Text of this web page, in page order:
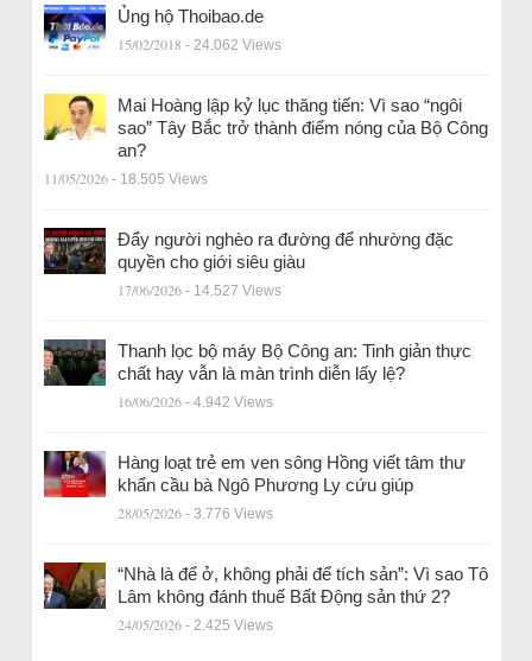
Ủng hộ Thoibao.de
15/02/2018 - 24.062 Views
Mai Hoàng lập kỷ lục thăng tiến: Vì sao “ngôi
sao” Tây Bắc trở thành điểm nóng của Bộ Công
an?
11/05/2026 - 18.505 Views
Đẩy người nghèo ra đường để nhường đặc
quyền cho giới siêu giàu
17/06/2026 - 14.527 Views
Thanh lọc bộ máy Bộ Công an: Tinh giản thực
chất hay vẫn là màn trình diễn lấy lệ?
16/06/2026 - 4.942 Views
Hàng loạt trẻ em ven sông Hồng viết tâm thư
khẩn cầu bà Ngô Phương Ly cứu giúp
28/05/2026 - 3.776 Views
“Nhà là để ở, không phải để tích sản”: Vì sao Tô
Lâm không đánh thuế Bất Động sản thứ 2?
24/05/2026 - 2.425 Views